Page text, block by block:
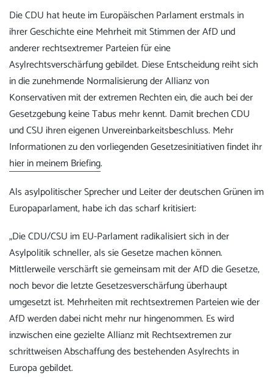
Die CDU hat heute im Europäischen Parlament erstmals in
ihrer Geschichte eine Mehrheit mit Stimmen der AfD und
anderer rechtsextremer Parteien für eine
Asylrechtsverschärfung gebildet. Diese Entscheidung reiht sich
in die zunehmende Normalisierung der Allianz von
Konservativen mit der extremen Rechten ein, die auch bei der
Gesetzgebung keine Tabus mehr kennt. Damit brechen CDU
und CSU ihren eigenen Unvereinbarkeitsbeschluss. Mehr
Informationen zu den vorliegenden Gesetzesinitiativen findet ihr
hier in meinem Briefing.
Als asylpolitischer Sprecher und Leiter der deutschen Grünen im
Europaparlament, habe ich das scharf kritisiert:
„Die CDU/CSU im EU-Parlament radikalisiert sich in der
Asylpolitik schneller, als sie Gesetze machen können.
Mittlerweile verschärft sie gemeinsam mit der AfD die Gesetze,
noch bevor die letzte Gesetzesverschärfung überhaupt
umgesetzt ist. Mehrheiten mit rechtsextremen Parteien wie der
AfD werden dabei nicht mehr nur hingenommen. Es wird
inzwischen eine gezielte Allianz mit Rechtsextremen zur
schrittweisen Abschaffung des bestehenden Asylrechts in
Europa gebildet.